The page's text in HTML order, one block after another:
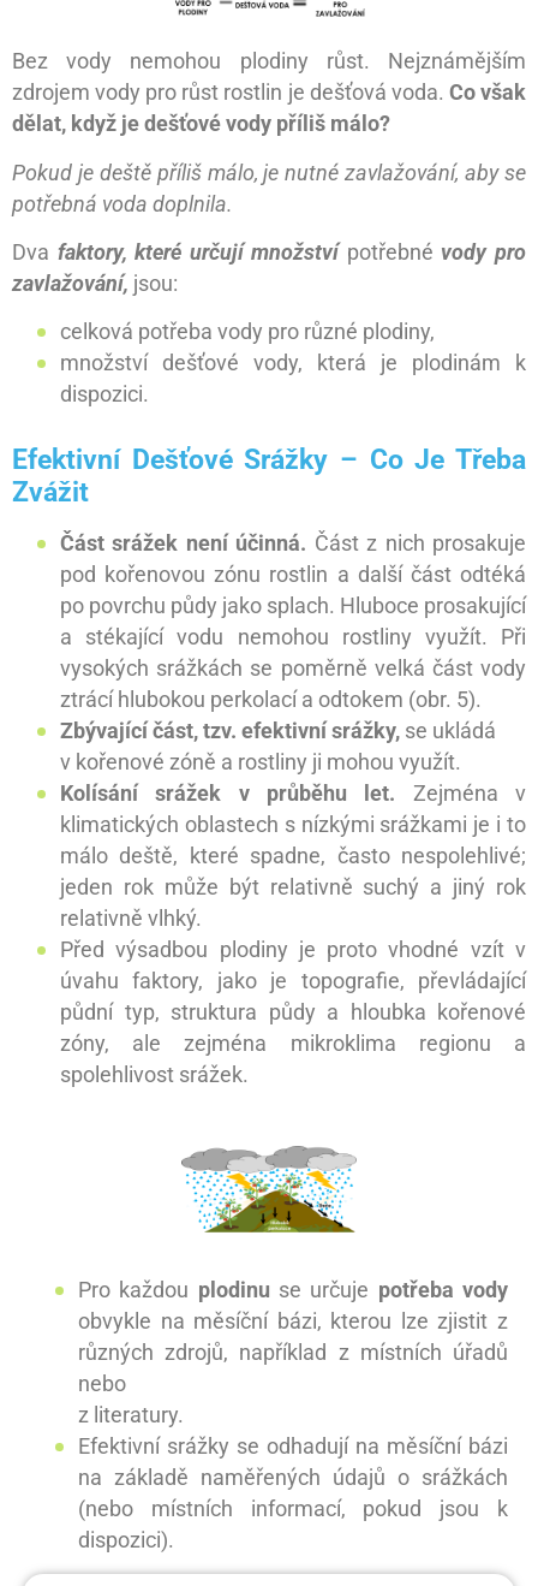
Bez vody nemohou plodiny růst. Nejznámějším
zdrojem vody pro růst rostlin je dešťová voda. Co však
dělat, když je dešťové vody příliš málo?
Pokud je deště příliš málo, je nutné zavlažování, aby se
potřebná voda doplnila.
Dva faktory, které určují množství potřebné vody pro
zavlažování, jsou:
celková potřeba vody pro různé plodiny,
množství dešťové vody, která je plodinám k
dispozici.
Efektivní Dešťové Srážky – Co Je Třeba
Zvážit
Část srážek není účinná. Část z nich prosakuje
pod kořenovou zónu rostlin a další část odtéká
po povrchu půdy jako splach. Hluboce prosakující
a stékající vodu nemohou rostliny využít. Při
vysokých srážkách se poměrně velká část vody
ztrácí hlubokou perkolací a odtokem (obr. 5).
Zbývající část, tzv. efektivní srážky, se ukládá
v kořenové zóně a rostliny ji mohou využít.
Kolísání srážek v průběhu let. Zejména v
klimatických oblastech s nízkými srážkami je i to
málo deště, které spadne, často nespolehlivé;
jeden rok může být relativně suchý a jiný rok
relativně vlhký.
Před výsadbou plodiny je proto vhodné vzít v
úvahu faktory, jako je topografie, převládající
půdní typ, struktura půdy a hloubka kořenové
zóny, ale zejména mikroklima regionu a
spolehlivost srážek.
Pro každou plodinu se určuje potřeba vody
obvykle na měsíční bázi, kterou lze zjistit z
různých zdrojů, například z místních úřadů
nebo
z literatury.
Efektivní srážky se odhadují na měsíční bázi
na základě naměřených údajů o srážkách
(nebo místních informací, pokud jsou k
dispozici).